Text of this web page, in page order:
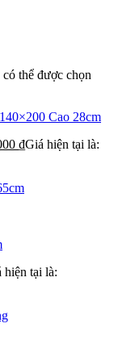
thể được chọn
Cao 28cm
₫Giá hiện tại là:
hiện tại là: